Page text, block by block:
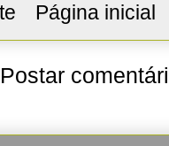
Página inicial
Postar